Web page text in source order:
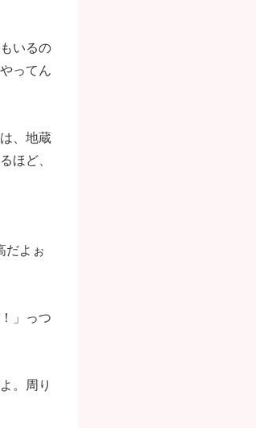
いるの
ってん
、地蔵
ほど、
だよぉ
」っつ
。周り